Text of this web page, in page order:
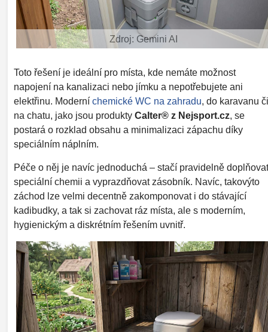
Zdroj: Gemini AI
Toto řešení je ideální pro místa, kde nemáte možnost
napojení na kanalizaci nebo jímku a nepotřebujete ani
elektřinu. Moderní chemické WC na zahradu, do karavanu či
na chatu, jako jsou produkty Calter® z Nejsport.cz, se
postará o rozklad obsahu a minimalizaci zápachu díky
speciálním náplním.
Péče o něj je navíc jednoduchá – stačí pravidelně doplňovat
speciální chemii a vyprazdňovat zásobník. Navíc, takovýto
záchod lze velmi decentně zakomponovat i do stávající
kadibudky, a tak si zachovat ráz místa, ale s moderním,
hygienickým a diskrétním řešením uvnitř.